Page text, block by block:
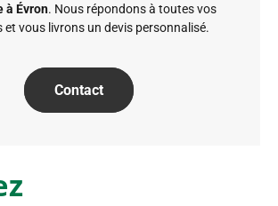
à Évron. Nous répondons à toutes vos
et vous livrons un devis personnalisé.
Contact